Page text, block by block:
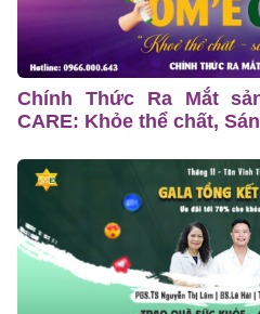
Chính Thức Ra Mắt
CARE: Khỏe thể chất,